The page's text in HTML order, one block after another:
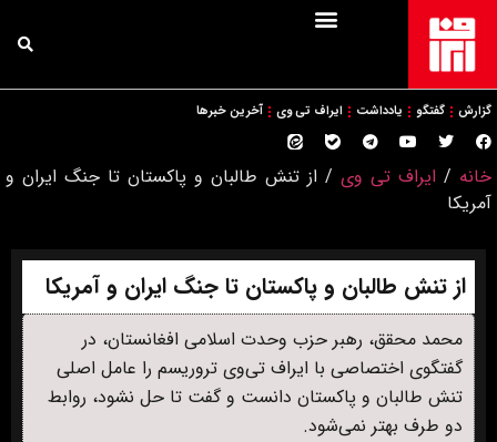
گزارش گفتگو یادداشت ایراف تی وی آخرین خبرها
خانه / ایراف تی وی / از تنش طالبان و پاکستان تا جنگ ایران و
آمریکا
از تنش طالبان و پاکستان تا جنگ ایران و آمریکا
محمد محقق، رهبر حزب وحدت اسلامی افغانستان، در
گفتگوی اختصاصی با ایراف تی‌وی تروریسم را عامل اصلی
تنش طالبان و پاکستان دانست و گفت تا حل نشود، روابط
دو طرف بهتر نمی‌شود.